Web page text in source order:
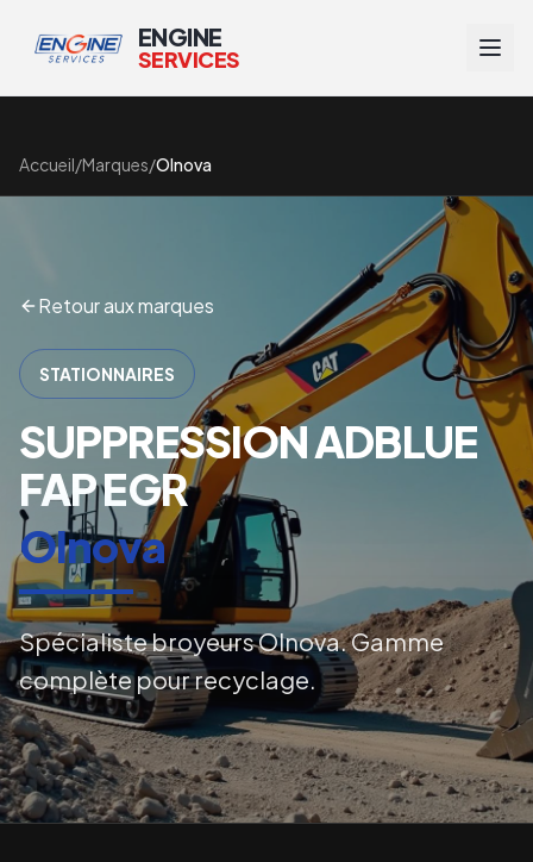
ENGINE
SERVICES
Accueil/Marques/Olnova
Retour aux marques
STATIONNAIRES
SUPPRESSION ADBLUE
FAP EGR
Olnova
Spécialiste broyeurs Olnova. Gamme
complète pour recyclage.